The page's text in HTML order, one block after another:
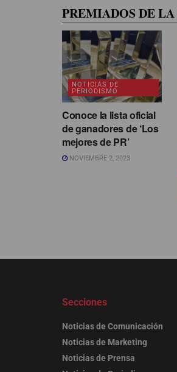
PREMIADOS DE
NOTICIAS DE
PERIODISMO
Conoce la lista oficial
de ganadores de ‘Los
mejores de PR’
NOVIEMBRE 2, 2023
Secciones
Noticias de Comunicación
Noticias de Marketing
Noticias de Prensa